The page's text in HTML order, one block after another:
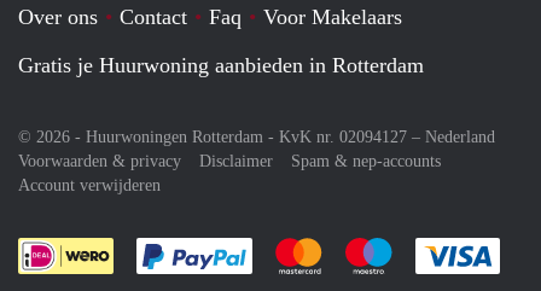
Over ons Contact Faq
Voor Makelaars
Gratis je Huurwoning aanbieden in Rotterdam
© 2026 - Huurwoningen Rotterdam - KvK nr. 02094127 – Nederland
Voorwaarden & privacy
Disclaimer
Spam & nep-accounts
Account verwijderen
Je rekent gemakkelijk af met Paypal
Je rekent gemakkelijk af met
Je rekent